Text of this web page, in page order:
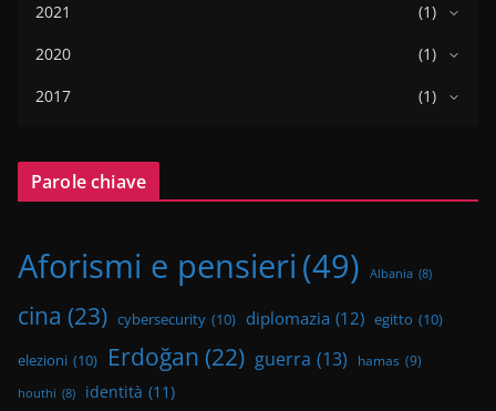
2021
(1)
2020
(1)
2017
(1)
Parole chiave
Aforismi e pensieri (49) Albania (8)
cina (23) cybersecurity (10) diplomazia (12) egitto (10)
elezioni (10) Erdoğan (22) guerra (13) hamas (9)
houthi (8) identità (11)